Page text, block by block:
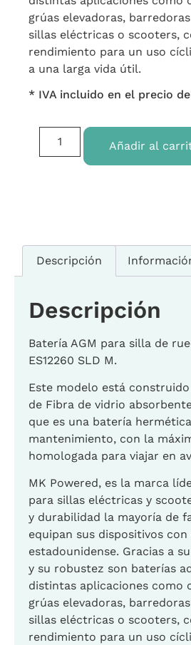
grúas elevadoras,
sillas eléctricas o scooters,
rendimiento para un uso
a una larga vida útil.
* IVA incluido en el precio
Añadir al
Descripción
Descripción
Batería AGM para silla de
ES12260 SLD M.
Este modelo está
de Fibra de vidrio
que es una batería
mantenimiento, con la
homologada para viajar en
MK Powered, es la marca
para sillas eléctricas y
y durabilidad la mayoría de
equipan sus dispositivos
estadounidense. Gracias a
y su robustez son baterías
distintas aplicaciones como
grúas elevadoras,
sillas eléctricas o scooters,
rendimiento para un uso